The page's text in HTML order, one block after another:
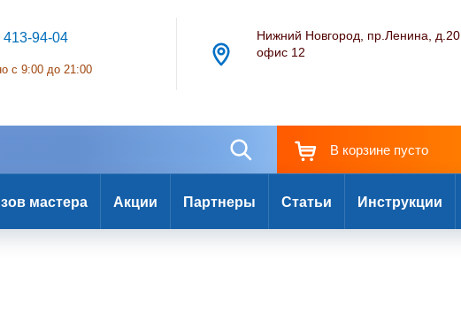
413-94-04
с 9:00 до 21:00
Нижний Новгород, пр.Ленина, д.20,
офис 12
В корзине пусто
мастера Акции Партнеры Статьи Инструкции